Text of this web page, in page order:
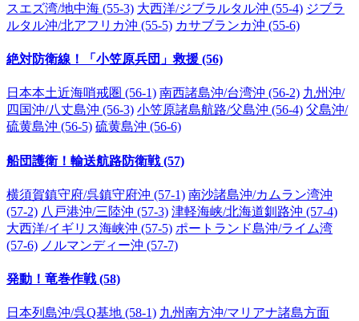
スエズ湾/地中海 (55-3) 大西洋/ジブラルタル沖 (55-4) ジブラ
ルタル沖/北アフリカ沖 (55-5) カサブランカ沖 (55-6)
絶対防衛線！「小笠原兵団」救援 (56)
日本本土近海哨戒圏 (56-1) 南西諸島沖/台湾沖 (56-2) 九州沖/
四国沖/八丈島沖 (56-3) 小笠原諸島航路/父島沖 (56-4) 父島沖/
硫黄島沖 (56-5) 硫黄島沖 (56-6)
船団護衛！輸送航路防衛戦 (57)
横須賀鎮守府/呉鎮守府沖 (57-1) 南沙諸島沖/カムラン湾沖
(57-2) 八戸港沖/三陸沖 (57-3) 津軽海峡/北海道釧路沖 (57-4)
大西洋/イギリス海峡沖 (57-5) ポートランド島沖/ライム湾
(57-6) ノルマンディー沖 (57-7)
発動！竜巻作戦 (58)
日本列島沖/呉Q基地 (58-1) 九州南方沖/マリアナ諸島方面